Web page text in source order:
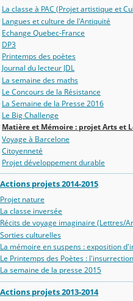
La classe à PAC (Projet artistique et
Langues et culture de l'Antiquité
Echange Quebec-France
DP3
Printemps des poètes
Journal du lecteur JDL
La semaine des maths
Le Concours de la Résistance
La Semaine de la Presse 2016
Le Big Challenge
Matière et Mémoire : projet Arts et
Voyage à Barcelone
Citoyenneté
Projet développement durable
Actions projets 2014-2015
Projet nature
La classe inversée
Récits de voyage imaginaire (Lettres/
Sorties culturelles
La mémoire en suspens : exposition
Le Printemps des Poètes :
La semaine de la presse 2015
Actions projets 2013-2014